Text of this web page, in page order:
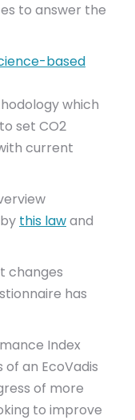
to answer the
based
which
set CO2
current
this lawand
changes
has
Index
an EcoVadis
of more
to improve